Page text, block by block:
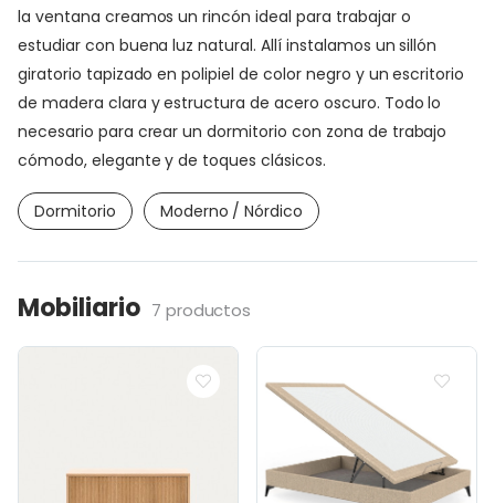
la ventana creamos un rincón ideal para trabajar o
estudiar con buena luz natural. Allí instalamos un sillón
giratorio tapizado en polipiel de color negro y un escritorio
de madera clara y estructura de acero oscuro. Todo lo
necesario para crear un dormitorio con zona de trabajo
cómodo, elegante y de toques clásicos.
Dormitorio Moderno / Nórdico
Mobiliario 7 productos